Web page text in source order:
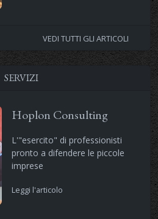
VEDI TUTTI GLI ARTICOLI
SERVIZI
Hoplon Consulting
L'"esercito" di professionisti
pronto a difendere le piccole
imprese
Leggi l'articolo